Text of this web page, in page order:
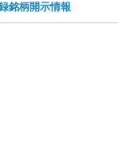
銘柄開示情報